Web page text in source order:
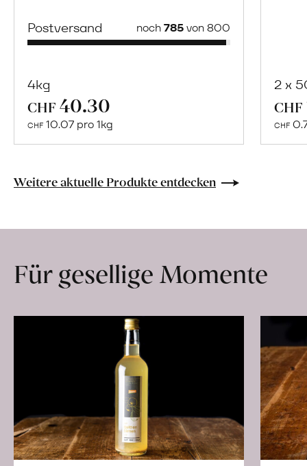
Postversand noch785von 800
4kg
CHF 40.30
CHF 10.07 pro 1kg
Naturbelassene
Lebensmittel
Hof
erfahren
2 x
CHF
CHF
Weitere aktuelle Produkte entdecken
Für gesellige Momente